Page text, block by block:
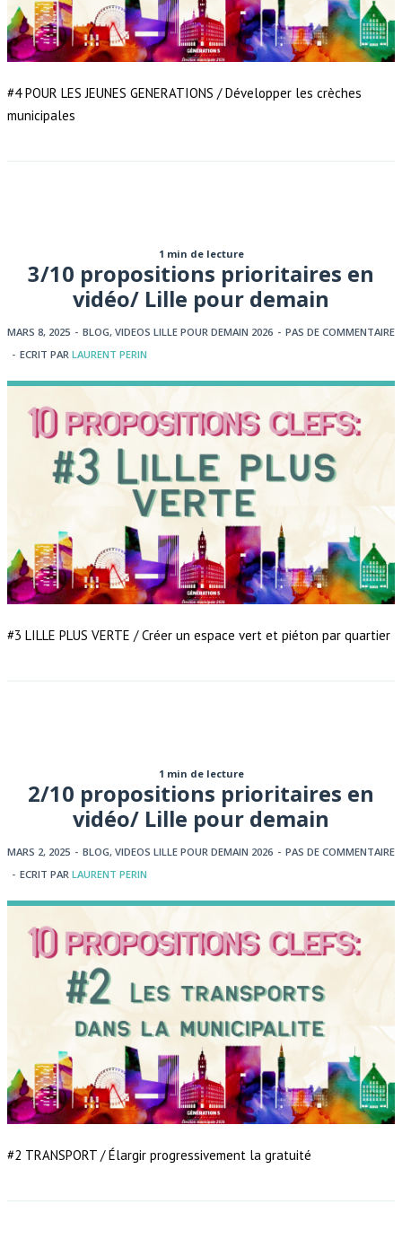
#4 POUR LES JEUNES GENERATIONS / Développer les crèches
municipales
1 min de lecture
3/10 propositions prioritaires en
vidéo/ Lille pour demain
MARS 8, 2025 - BLOG, VIDEOS LILLE POUR DEMAIN 2026 - PAS DE COMMENTAIRE
- ECRIT PAR LAURENT PERIN
#3 LILLE PLUS VERTE / Créer un espace vert et piéton par quartier
1 min de lecture
2/10 propositions prioritaires en
vidéo/ Lille pour demain
MARS 2, 2025 - BLOG, VIDEOS LILLE POUR DEMAIN 2026 - PAS DE COMMENTAIRE
- ECRIT PAR LAURENT PERIN
#2 TRANSPORT / Élargir progressivement la gratuité